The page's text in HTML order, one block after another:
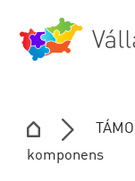
komponens